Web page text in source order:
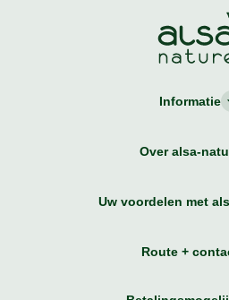
Informatie
Over alsa-
Uw voordelen met
Route +